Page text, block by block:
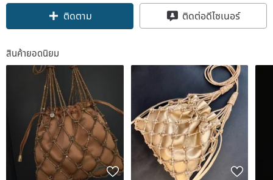
ติดตาม ติดต่อดีไซเนอร์
สินค้ายอดนิยม